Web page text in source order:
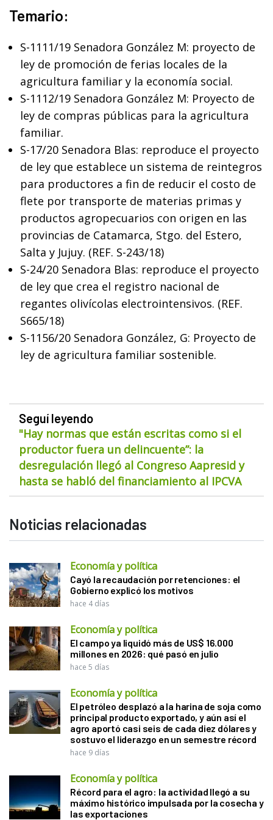
Temario:
S-1111/19 Senadora González M: proyecto de
ley de promoción de ferias locales de la
agricultura familiar y la economía social.
S-1112/19 Senadora González M: Proyecto de
ley de compras públicas para la agricultura
familiar.
S-17/20 Senadora Blas: reproduce el proyecto
de ley que establece un sistema de reintegros
para productores a fin de reducir el costo de
flete por transporte de materias primas y
productos agropecuarios con origen en las
provincias de Catamarca, Stgo. del Estero,
Salta y Jujuy. (REF. S-243/18)
S-24/20 Senadora Blas: reproduce el proyecto
de ley que crea el registro nacional de
regantes olivícolas electrointensivos. (REF.
S665/18)
S-1156/20 Senadora González, G: Proyecto de
ley de agricultura familiar sostenible.
Seguí leyendo
"Hay normas que están escritas como si el
productor fuera un delincuente”: la
desregulación llegó al Congreso Aapresid y
hasta se habló del financiamiento al IPCVA
Noticias relacionadas
Economía y política
Cayó la recaudación por retenciones: el
Gobierno explicó los motivos
hace 4 días
Economía y política
El campo ya liquidó más de US$ 16.000
millones en 2026: qué pasó en julio
hace 5 días
Economía y política
El petróleo desplazó a la harina de soja como
principal producto exportado, y aún así el
agro aportó casi seis de cada diez dólares y
sostuvo el liderazgo en un semestre récord
hace 9 días
Economía y política
Récord para el agro: la actividad llegó a su
máximo histórico impulsada por la cosecha y
las exportaciones